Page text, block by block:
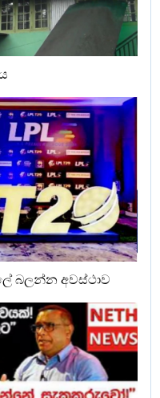
බලන්න අවස්ථාව